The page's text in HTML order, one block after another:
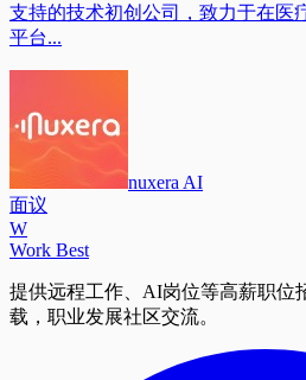
支持的技术初创公司，致力于在医
平台...
nuxera AI
面议
W
Work Best
提供远程工作、AI岗位等高薪职位
载，职业发展社区交流。